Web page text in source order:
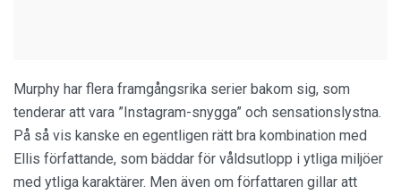
Murphy har flera framgångsrika serier bakom sig, som
tenderar att vara ”Instagram-snygga” och sensationslystna.
På så vis kanske en egentligen rätt bra kombination med
Ellis författande, som bäddar för våldsutlopp i ytliga miljöer
med ytliga karaktärer. Men även om författaren gillar att